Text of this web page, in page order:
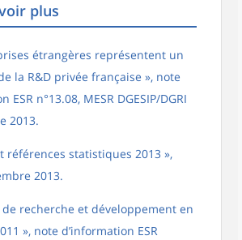
plus
étrangères représentent un
la R&D privée française », note
ESR n°13.08, MESR DGESIP/DGRI
2013.
références statistiques 2013 »,
2013.
de recherche et développement en
», note d’information ESR